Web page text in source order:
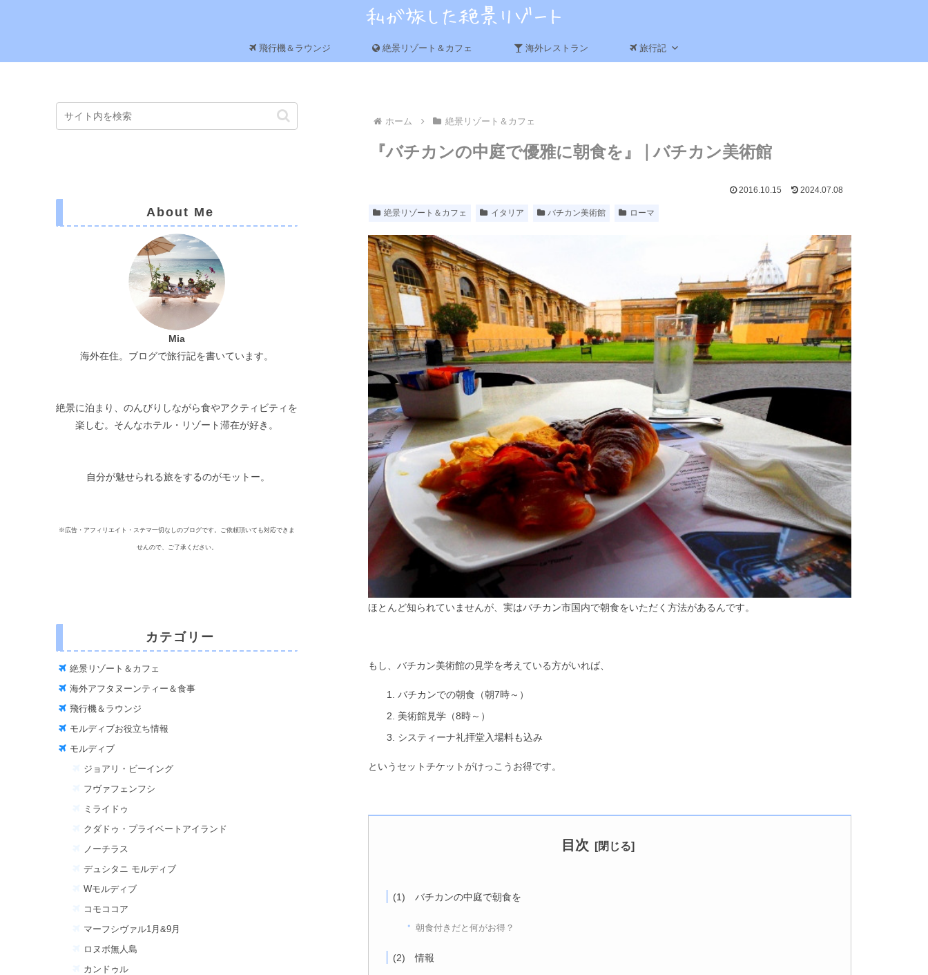
飛行機＆ラウンジ 絶景リゾート＆カフェ 海外レストラン 旅行記
ホーム 絶景リゾート＆カフェ
『バチカンの中庭で優雅に朝食を』 | バチカン美術館
2016.10.15 2024.07.08
絶景リゾート＆カフェ イタリア バチカン美術館 ローマ
ほとんど知られていませんが、実はバチカン市国内で朝食をいただく方法があるんです。
もし、バチカン美術館の見学を考えている方がいれば、
バチカンでの朝食（朝7時～）
美術館見学（8時～）
システィーナ礼拝堂入場料も込み
というセットチケットがけっこうお得です。
目次
(1) バチカンの中庭で朝食を
朝食付きだと何がお得？
(2) 情報
About Me
Mia
海外在住。ブログで旅行記を書いています。
絶景に泊まり、のんびりしながら食やアクティビティを
楽しむ。そんなホテル・リゾート滞在が好き。
自分が魅せられる旅をするのがモットー。
※広告・アフィリエイト・ステマ一切なしのブログです。ご依頼頂いても対応できま
せんので、ご了承ください。
カテゴリー
絶景リゾート＆カフェ
海外アフタヌーンティー＆食事
飛行機＆ラウンジ
モルディブお役立ち情報
モルディブ
ジョアリ・ビーイング
フヴァフェンフシ
ミライドゥ
クダドゥ・プライベートアイランド
ノーチラス
デュシタニ モルディブ
Wモルディブ
コモココア
マーフシヴァル1月&9月
ロヌボ無人島
カンドゥル